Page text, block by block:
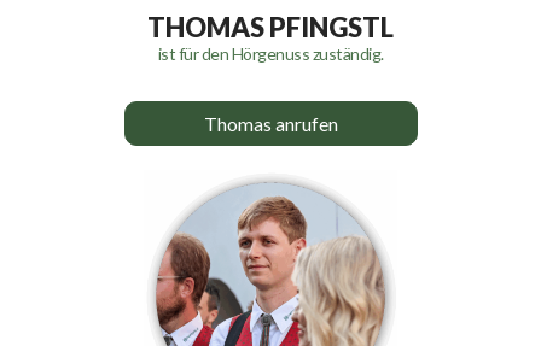
THOMAS PFINGSTL
ist für den Hörgenuss zuständig.
Thomas anrufen